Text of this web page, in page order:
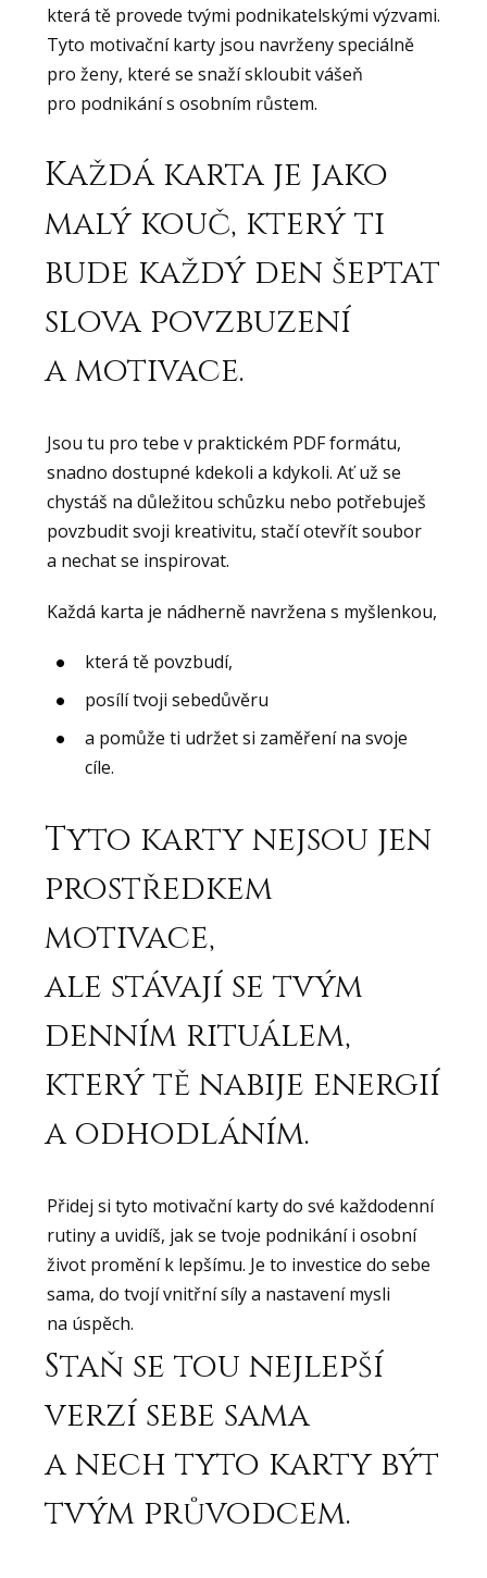
která tě provede tvými podnikatelskými výzvami.
Tyto motivační karty jsou navrženy speciálně
pro ženy, které se snaží skloubit vášeň
pro podnikání s osobním růstem.
Každá karta je jako
malý kouč, který ti
bude každý den šeptat
slova povzbuzení
a motivace.
Jsou tu pro tebe v praktickém PDF formátu,
snadno dostupné kdekoli a kdykoli. Ať už se
chystáš na důležitou schůzku nebo potřebuješ
povzbudit svoji kreativitu, stačí otevřít soubor
a nechat se inspirovat.
Každá karta je nádherně navržena s myšlenkou,
která tě povzbudí,
posílí tvoji sebedůvěru
a pomůže ti udržet si zaměření na svoje
cíle.
Tyto karty nejsou jen
prostředkem
motivace,
ale stávají se tvým
denním rituálem,
který tě nabije energií
a odhodláním.
Přidej si tyto motivační karty do své každodenní
rutiny a uvidíš, jak se tvoje podnikání i osobní
život promění k lepšímu. Je to investice do sebe
sama, do tvojí vnitřní síly a nastavení mysli
na úspěch.
Staň se tou nejlepší
verzí sebe sama
a nech tyto karty být
tvým průvodcem.